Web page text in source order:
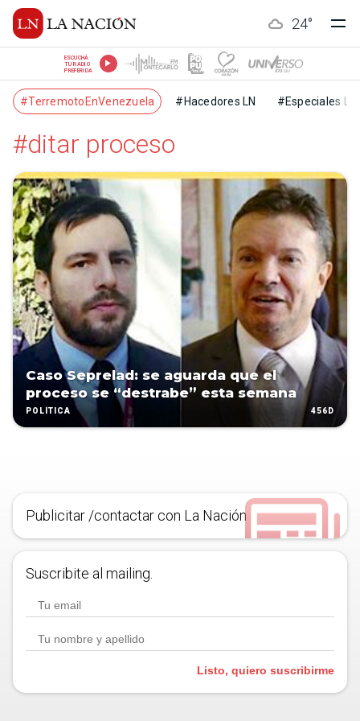
24°
ESCUCHÁ
TU RADIO
PREFERIDA
#TerremotoEnVenezuela #Hacedores LN #Especiales LN
#ditar proceso
Caso Seprelad: se aguarda que el
proceso se “destrabe” esta semana
POLÍTICA 456D
Publicitar /contactar con La Nación
Suscribite al mailing.
Listo, quiero suscribirme